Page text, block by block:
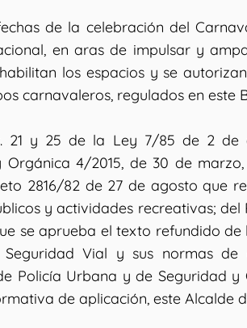
de la celebración del
en aras de impulsar y
los espacios y se
carnavaleros, regulados en este
21 y 25 de la Ley 7/85 de 2 de
Orgánica 4/2015, de 30 de
2816/82 de 27 de agosto que
y actividades recreativas;
se aprueba el texto refundido de
Vial y sus normas de
Policía Urbana y de Seguridad
de aplicación, este Alcalde